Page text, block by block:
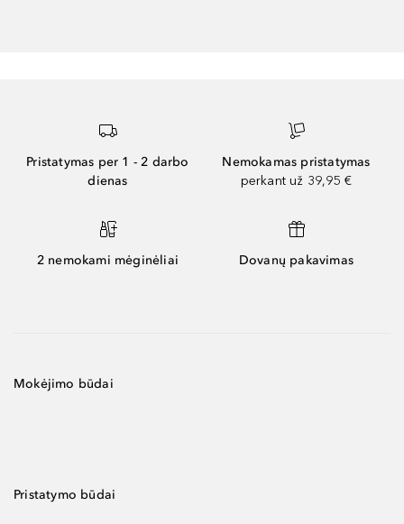
Pristatymas per 1 - 2 darbo
dienas
Nemokamas pristatymas
perkant už 39,95 €
2 nemokami mėginėliai Dovanų pakavimas
Mokėjimo būdai
Pristatymo būdai